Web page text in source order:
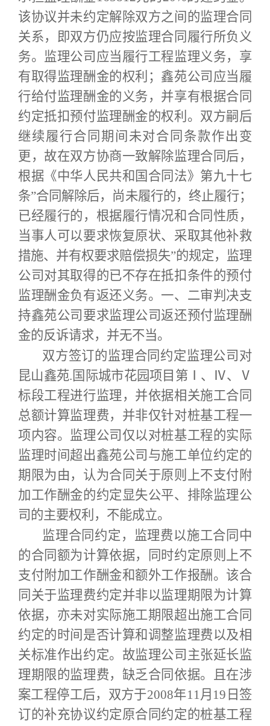
该协议并未约定解除双方之间的监理合同
关系，即双方仍应按监理合同履行所负义
务。监理公司应当履行工程监理义务，享
有取得监理酬金的权利；鑫苑公司应当履
行给付监理酬金的义务，并享有根据合同
约定抵扣预付监理酬金的权利。双方嗣后
继续履行合同期间未对合同条款作出变
更，故在双方协商一致解除监理合同后，
根据《中华人民共和国合同法》第九十七
条”合同解除后，尚未履行的，终止履行；
已经履行的，根据履行情况和合同性质，
当事人可以要求恢复原状、采取其他补救
措施、并有权要求赔偿损失”的规定，监理
公司对其取得的已不存在抵扣条件的预付
监理酬金负有返还义务。一、二审判决支
持鑫苑公司要求监理公司返还预付监理酬
金的反诉请求，并无不当。
双方签订的监理合同约定监理公司对
昆山鑫苑.国际城市花园项目第Ⅰ、Ⅳ、Ⅴ
标段工程进行监理，并依据相关施工合同
总额计算监理费，并非仅针对桩基工程一
项内容。监理公司仅以对桩基工程的实际
监理时间超出鑫苑公司与施工单位约定的
期限为由，认为合同关于原则上不支付附
加工作酬金的约定显失公平、排除监理公
司的主要权利，不能成立。
监理合同约定，监理费以施工合同中
的合同额为计算依据，同时约定原则上不
支付附加工作酬金和额外工作报酬。该合
同关于监理费约定并非以监理期限为计算
依据，亦未对实际施工期限超出施工合同
约定的时间是否计算和调整监理费以及相
关标准作出约定。故监理公司主张延长监
理期限的监理费，缺乏合同依据。且在涉
案工程停工后，双方于2008年11月19日签
订的补充协议约定原合同约定的桩基工程